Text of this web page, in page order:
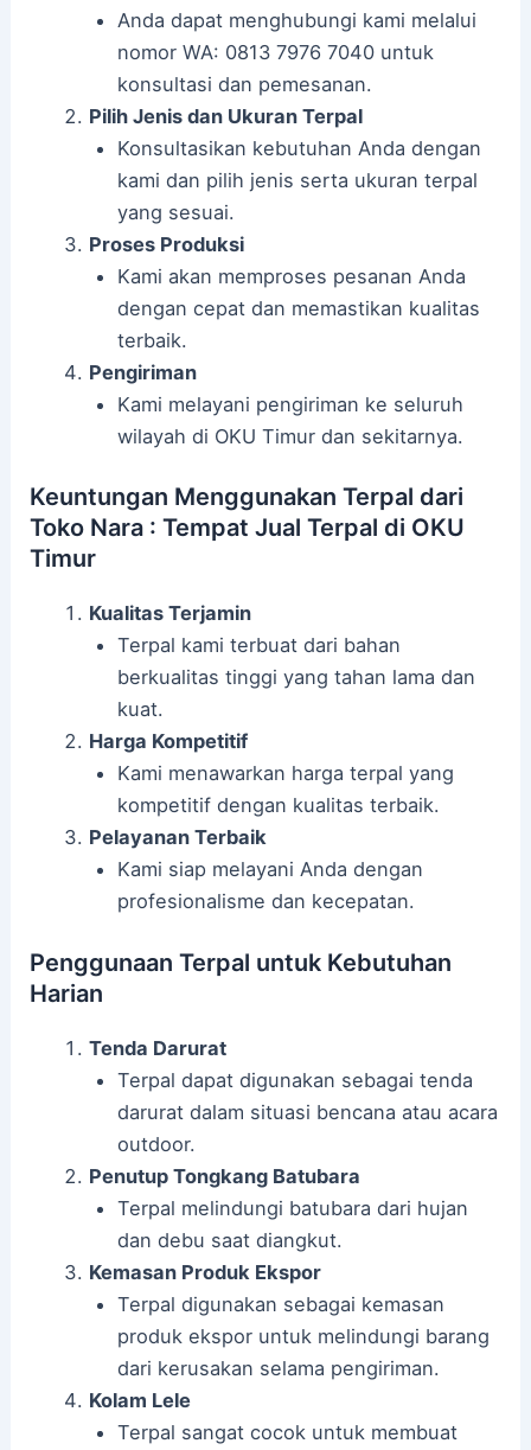
Anda dapat menghubungi kami melalui
nomor WA: 0813 7976 7040 untuk
konsultasi dan pemesanan.
Pilih Jenis dan Ukuran Terpal
Konsultasikan kebutuhan Anda dengan
kami dan pilih jenis serta ukuran terpal
yang sesuai.
Proses Produksi
Kami akan memproses pesanan Anda
dengan cepat dan memastikan kualitas
terbaik.
Pengiriman
Kami melayani pengiriman ke seluruh
wilayah di OKU Timur dan sekitarnya.
Keuntungan Menggunakan Terpal dari
Toko Nara : Tempat Jual Terpal di OKU
Timur
Kualitas Terjamin
Terpal kami terbuat dari bahan
berkualitas tinggi yang tahan lama dan
kuat.
Harga Kompetitif
Kami menawarkan harga terpal yang
kompetitif dengan kualitas terbaik.
Pelayanan Terbaik
Kami siap melayani Anda dengan
profesionalisme dan kecepatan.
Penggunaan Terpal untuk Kebutuhan
Harian
Tenda Darurat
Terpal dapat digunakan sebagai tenda
darurat dalam situasi bencana atau acara
outdoor.
Penutup Tongkang Batubara
Terpal melindungi batubara dari hujan
dan debu saat diangkut.
Kemasan Produk Ekspor
Terpal digunakan sebagai kemasan
produk ekspor untuk melindungi barang
dari kerusakan selama pengiriman.
Kolam Lele
Terpal sangat cocok untuk membuat